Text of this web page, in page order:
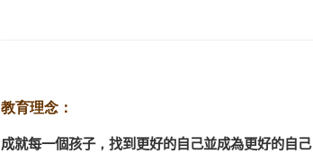
教育理念：
成就每一個孩子， 找到更好的自己並成為更好的自己